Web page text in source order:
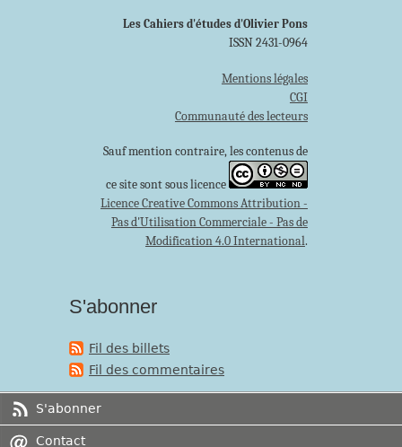
Les Cahiers d'études d'Olivier Pons
ISSN 2431-0964
Mentions légales
CGI
Communauté des lecteurs
Sauf mention contraire, les contenus de
ce site sont sous licence
Licence Creative Commons Attribution -
Pas d'Utilisation Commerciale - Pas de
Modification 4.0 International.
S'abonner
Fil des billets
Fil des commentaires
S'abonner
Contact